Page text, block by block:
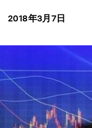
2018年3月7日